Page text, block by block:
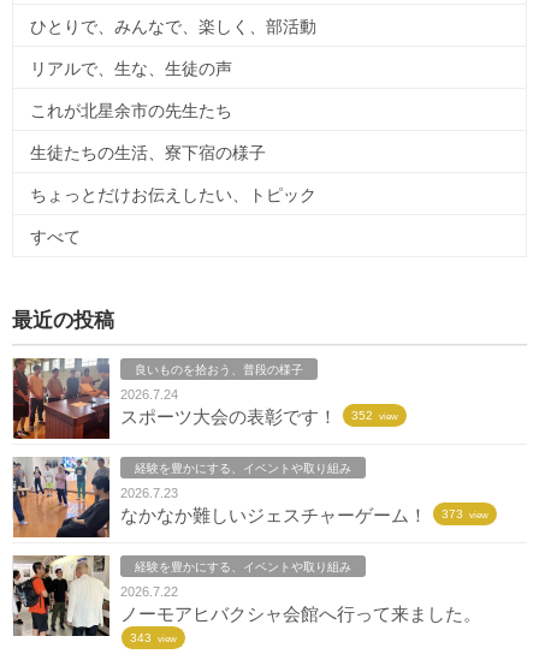
ひとりで、みんなで、楽しく、部活動
リアルで、生な、生徒の声
これが北星余市の先生たち
生徒たちの生活、寮下宿の様子
ちょっとだけお伝えしたい、トピック
すべて
最近の投稿
良いものを拾おう、普段の様子
2026.7.24
スポーツ大会の表彰です！ 352 view
経験を豊かにする、イベントや取り組み
2026.7.23
なかなか難しいジェスチャーゲーム！ 373 view
経験を豊かにする、イベントや取り組み
2026.7.22
ノーモアヒバクシャ会館へ行って来ました。
343 view